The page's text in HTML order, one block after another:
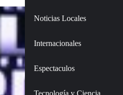
Noticias Locales
Internacionales
Espectaculos
Tecnología y Ciencia